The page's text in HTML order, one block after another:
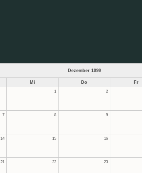
Dezember 1999
Mi Do Fr
1 2
7 8 9
14 15 16
21 22 23